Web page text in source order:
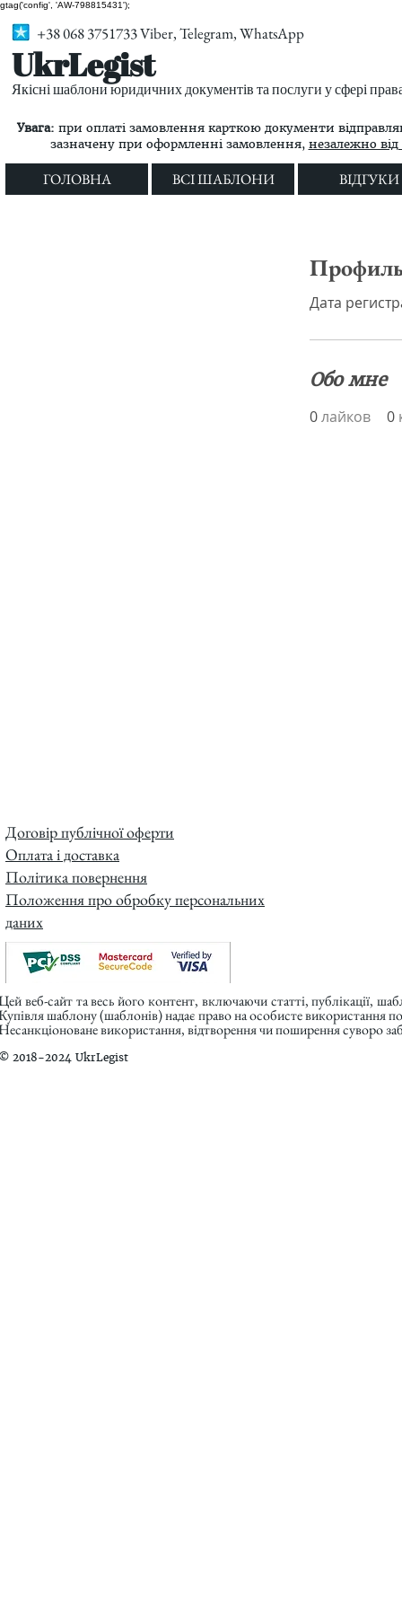
gtag('config', 'AW-798815431');
+38 068 3751733 Viber, Telegram, WhatsApp
UkrLegist
Якісні шаблони юридичних документів та послуги у сфері
Увага: при оплаті замовлення карткою документи
зазначену при оформленні замовлення, незалежно від
ГОЛОВНА ВСІ ШАБЛОНИ ВІДГУКИ
Дата
Обо мне
0лайков 0
Договір публічної оферти
Оплата і доставка
Політика повернення
Положення про обробку персональних
даних
веб-сайт та весь його контент, включаючи статті, публікації,
шаблону (шаблонів) надає право на особисте використання
використання, відтворення чи поширення суворо
2018-2024 UkrLegist